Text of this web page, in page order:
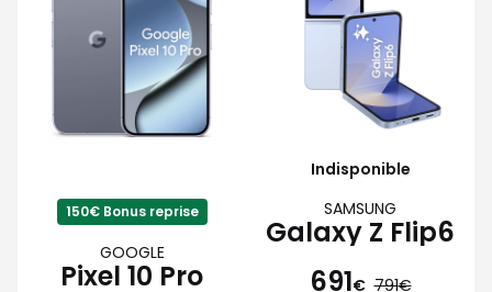
150€ Bonus reprise
GOOGLE
Pixel 10 Pro
Indisponible
SAMSUNG
Galaxy Z Flip6
691€ 791